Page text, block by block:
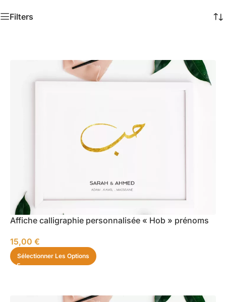
Filters
Affiche calligraphie personnalisée « Hob » prénoms
15,00 €
Sélectionner Les Options